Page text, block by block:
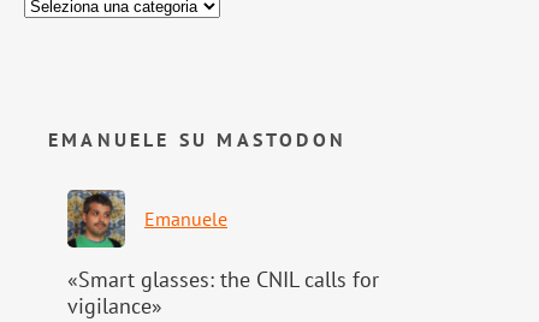
EMANUELE SU MASTODON
Emanuele
«Smart glasses: the CNIL calls for
vigilance»